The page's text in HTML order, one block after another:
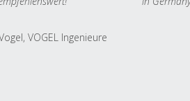
VOGEL Ingenieure